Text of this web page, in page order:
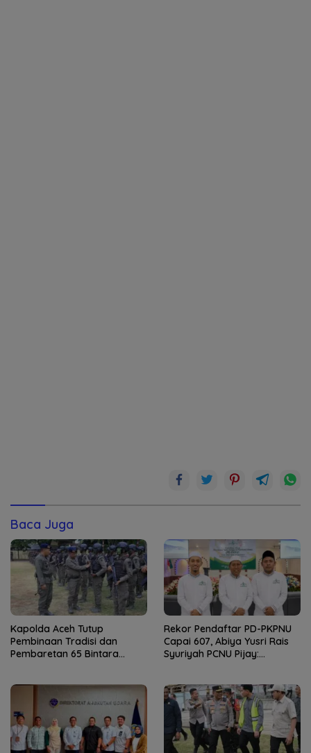
Baca Juga
Kapolda Aceh Tutup
Pembinaan Tradisi dan
Pembaretan 65 Bintara
Rekor Pendaftar PD-PKPNU
Capai 607, Abiya Yusri Rais
Syuriyah PCNU Pijay: